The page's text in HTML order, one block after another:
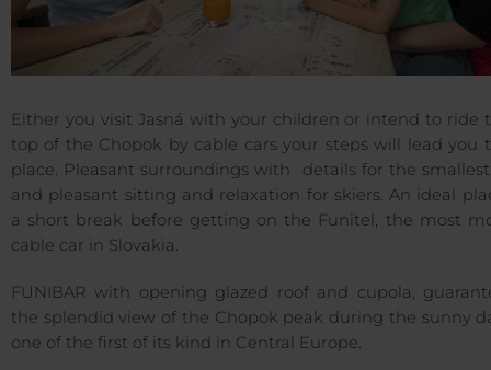
Either you visit Jasná with your children or intend to ride
top of the Chopok by cable cars your steps will lead you
place. Pleasant surroundings with details for the
and pleasant sitting and relaxation for skiers. An ideal
a short break before getting on the Funitel, the most
cable car in Slovakia.
FUNIBAR with opening glazed roof and cupola,
the splendid view of the Chopok peak during the sunny
one of the first of its kind in Central Europe.